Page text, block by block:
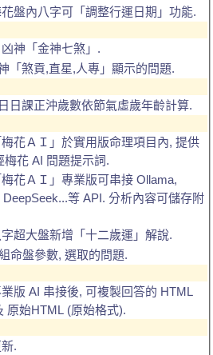
盤內八字可「調整行運日期」功能.
神「金神七煞」.
「煞貢,直星,人專」顯示的問題.
日課正沖歲數依節氣虛歲年齡計算.
花ＡＩ」於實用版命理項目內, 提供
梅花 AI 問題提示詞.
花ＡＩ」專業版可串接 Ollama,
DeepSeek...等 API. 分析內容可儲存附
超大盤新增「十二歲運」解說.
命盤參數, 選取的問題.
版 AI 串接後, 可複製回答的 HTML
原始HTML (原始格式).
.